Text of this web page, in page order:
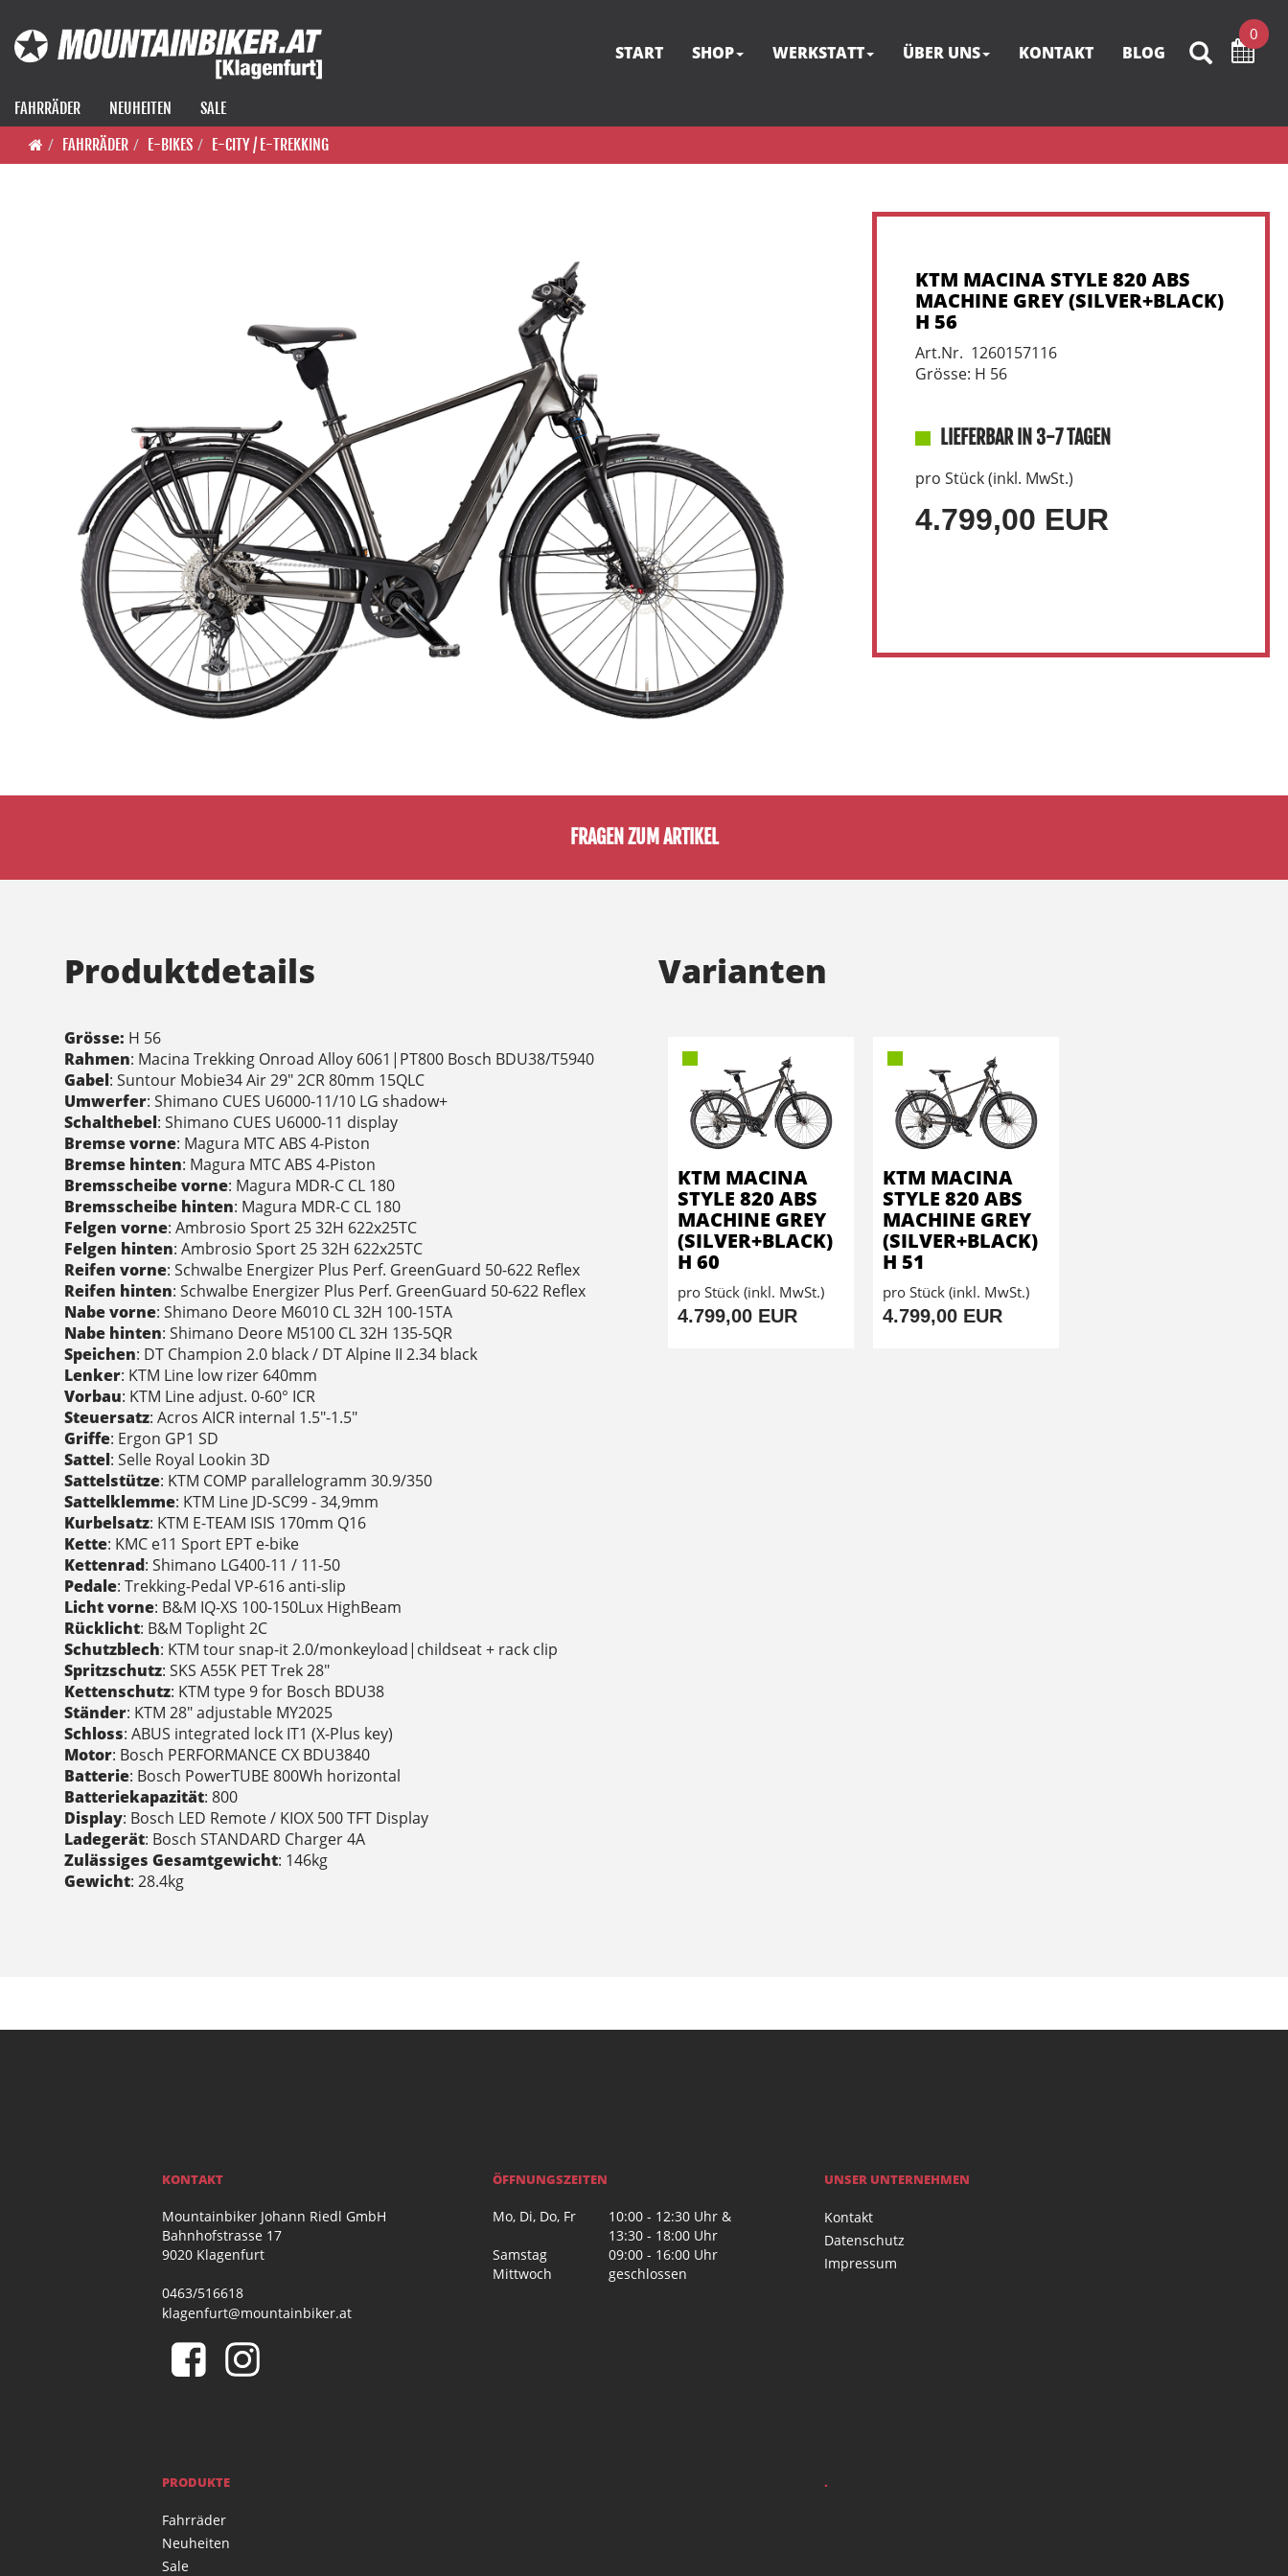
0
START SHOP WERKSTATT ÜBER UNS KONTAKT BLOG
FAHRRÄDER NEUHEITEN
SALE
FAHRRÄDER
E-BIKES E-CITY / E-TREKKING
KTM MACINA STYLE 820 ABS
MACHINE GREY (SILVER+BLACK)
H 56
Art.Nr. 1260157116
Grösse: H 56
LIEFERBAR IN 3-7 TAGEN
pro Stück (inkl. MwSt.)
4.799,00 EUR
FRAGEN ZUM ARTIKEL
Produktdetails
Grösse: H 56
Rahmen: Macina Trekking Onroad Alloy 6061|PT800 Bosch BDU38/T5940
Gabel: Suntour Mobie34 Air 29" 2CR 80mm 15QLC
Umwerfer: Shimano CUES U6000-11/10 LG shadow+
Schalthebel: Shimano CUES U6000-11 display
Bremse vorne: Magura MTC ABS 4-Piston
Bremse hinten: Magura MTC ABS 4-Piston
Bremsscheibe vorne: Magura MDR-C CL 180
Bremsscheibe hinten: Magura MDR-C CL 180
Felgen vorne: Ambrosio Sport 25 32H 622x25TC
Felgen hinten: Ambrosio Sport 25 32H 622x25TC
Reifen vorne: Schwalbe Energizer Plus Perf. GreenGuard 50-622 Reflex
Reifen hinten: Schwalbe Energizer Plus Perf. GreenGuard 50-622 Reflex
Nabe vorne: Shimano Deore M6010 CL 32H 100-15TA
Nabe hinten: Shimano Deore M5100 CL 32H 135-5QR
Speichen: DT Champion 2.0 black / DT Alpine II 2.34 black
Lenker: KTM Line low rizer 640mm
Vorbau: KTM Line adjust. 0-60° ICR
Steuersatz: Acros AICR internal 1.5"-1.5"
Griffe: Ergon GP1 SD
Sattel: Selle Royal Lookin 3D
Sattelstütze: KTM COMP parallelogramm 30.9/350
Sattelklemme: KTM Line JD-SC99 - 34,9mm
Kurbelsatz: KTM E-TEAM ISIS 170mm Q16
Kette: KMC e11 Sport EPT e-bike
Kettenrad: Shimano LG400-11 / 11-50
Pedale: Trekking-Pedal VP-616 anti-slip
Licht vorne: B&M IQ-XS 100-150Lux HighBeam
Rücklicht: B&M Toplight 2C
Schutzblech: KTM tour snap-it 2.0/monkeyload|childseat + rack clip
Spritzschutz: SKS A55K PET Trek 28"
Kettenschutz: KTM type 9 for Bosch BDU38
Ständer: KTM 28" adjustable MY2025
Schloss: ABUS integrated lock IT1 (X-Plus key)
Motor: Bosch PERFORMANCE CX BDU3840
Batterie: Bosch PowerTUBE 800Wh horizontal
Batteriekapazität: 800
Display: Bosch LED Remote / KIOX 500 TFT Display
Ladegerät: Bosch STANDARD Charger 4A
Zulässiges Gesamtgewicht: 146kg
Gewicht: 28.4kg
Varianten
KTM MACINA
STYLE 820 ABS
MACHINE GREY
(SILVER+BLACK)
H 60
pro Stück (inkl. MwSt.)
4.799,00 EUR
KTM MACINA
STYLE 820 ABS
MACHINE GREY
(SILVER+BLACK)
H 51
pro Stück (inkl. MwSt.)
4.799,00 EUR
KONTAKT
Mountainbiker Johann Riedl GmbH
Bahnhofstrasse 17
9020 Klagenfurt
0463/516618
klagenfurt@mountainbiker.at
ÖFFNUNGSZEITEN
Mo, Di, Do, Fr
10:00 - 12:30 Uhr &
13:30 - 18:00 Uhr
Samstag
09:00 - 16:00 Uhr
Mittwoch
geschlossen
UNSER UNTERNEHMEN
Kontakt
Datenschutz
Impressum
PRODUKTE
Fahrräder
Neuheiten
Sale
.